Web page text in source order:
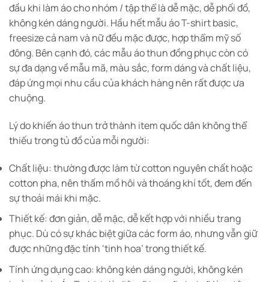
đầu khi làm áo cho nhóm / tập thể là dễ mặc, dễ phối đồ,
không kén dáng người. Hầu hết mẫu áo T-shirt basic,
freesize cả nam và nữ đều mặc được, hợp thẩm mỹ số
đông. Bên cạnh đó, các mẫu áo thun đồng phục còn có
sự đa dạng về mẫu mã, màu sắc, form dáng và chất liệu,
đáp ứng mọi nhu cầu của khách hàng nên rất được ưa
chuộng.
Lý do khiến áo thun trở thành item quốc dân không thể
thiếu trong tủ đồ của mỗi người:
Chất liệu: thường được làm từ cotton nguyên chất hoặc
cotton pha, nên thấm mồ hôi và thoáng khí tốt, đem đến
sự thoải mái khi mặc.
Thiết kế: đơn giản, dễ mặc, dễ kết hợp với nhiều trang
phục. Dù có sự khác biệt giữa các form áo, nhưng vẫn giữ
được những đặc tính ‘tinh hoa’ trong thiết kế.
Tính ứng dụng cao: không kén dáng người, không kén